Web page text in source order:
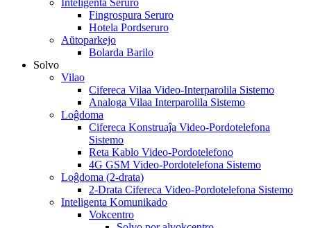
Inteligenta Seruro
Fingrospura Seruro
Hotela Pordseruro
Aŭtoparkejo
Bolarda Barilo
Solvo
Vilao
Cifereca Vilaa Video-Interparolila Sistemo
Analoga Vilaa Interparolila Sistemo
Loĝdoma
Cifereca Konstruaĵa Video-Pordotelefona
Sistemo
Reta Kablo Video-Pordotelefono
4G GSM Video-Pordotelefona Sistemo
Loĝdoma (2-drata)
2-Drata Cifereca Video-Pordotelefona Sistemo
Inteligenta Komunikado
Vokcentro